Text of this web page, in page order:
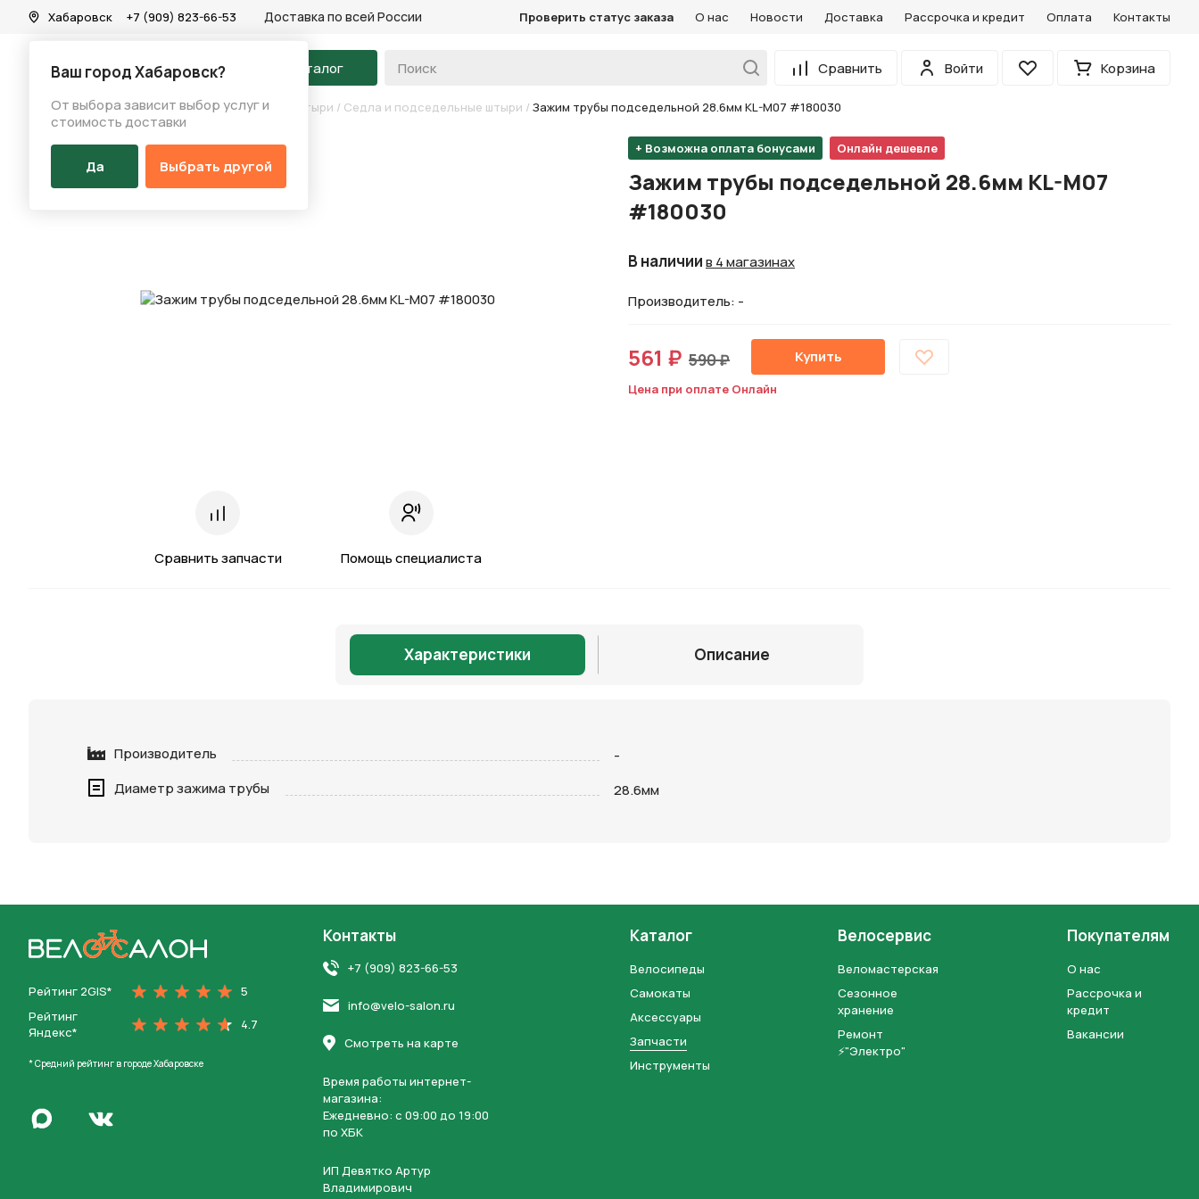
Хабаровск
Ваш город Хабаровск?
От выбора зависит выбор услуг и
стоимость доставки
Да Выбрать другой
+7 (909) 823-66-53 Доставка по всей России Проверить статус заказа О нас Новости Доставка Рассрочка и кредит Оплата Контакты
На главную Каталог Сравнить
Войти
Избранное Корзина
Каталог/Запчасти/Седла и подседельные штыри / Седла и подседельные штыри / Зажим трубы подседельной 28.6мм KL-M07 #180030
Сравнить запчасти Помощь специалиста
+ Возможна оплата бонусами Онлайн дешевле
Зажим трубы подседельной 28.6мм KL-M07
#180030
В наличиив 4 магазинах
Производитель: -
561 ₽ 590 ₽ Купить
Цена при оплате Онлайн
Характеристики Описание
Производитель
-
Диаметр зажима трубы
28.6мм
Рейтинг 2GIS*
5
Рейтинг
Яндекс*
4.7
* Средний рейтинг в городе Хабаровске
Написать в MaxПерейти во Вконтакте
Контакты
+7 (909) 823-66-53
info@velo-salon.ru
Смотреть на карте
Время работы интернет-
магазина:
Ежедневно: c 09:00 до 19:00
по ХБК
ИП Девятко Артур
Владимирович
Каталог
Велосипеды
Самокаты
Аксессуары
Запчасти
Инструменты
Велосервис
Веломастерская
Сезонное
хранение
Ремонт
⚡"Электро"
Покупателям
О нас
Рассрочка и
кредит
Вакансии
Отправить
Нажимая на кнопку “Отправить заявку”, вы даетесогласие на обработку